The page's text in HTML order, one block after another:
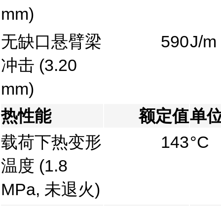
mm)
无缺口悬臂梁
冲击 (3.20
mm)
590J/m
热性能 额定值单
载荷下热变形
温度 (1.8
MPa, 未退火)
143°C